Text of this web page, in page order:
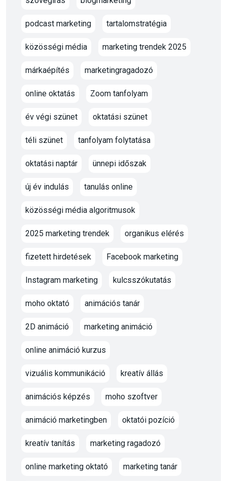
podcast marketing tartalomstratégia
közösségi média marketing trendek 2025
márkaépítés marketingragadozó
online oktatás Zoom tanfolyam
év végi szünet oktatási szünet
téli szünet tanfolyam folytatása
oktatási naptár ünnepi időszak
új év indulás tanulás online
közösségi média algoritmusok
2025 marketing trendek organikus elérés
fizetett hirdetések Facebook marketing
Instagram marketing kulcsszókutatás
moho oktató animációs tanár
2D animáció marketing animáció
online animáció kurzus
vizuális kommunikáció kreatív állás
animációs képzés moho szoftver
animáció marketingben oktatói pozíció
kreatív tanítás marketing ragadozó
online marketing oktató marketing tanár